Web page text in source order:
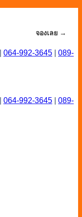
จองเลย →
064-992-3645
089-
064-992-3645
089-